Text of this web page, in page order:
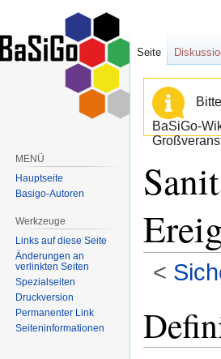
BaSiGo-
<
Navigation
Suche
Seite
MENÜ
Hauptseite
Basigo-Autoren
Werkzeuge
Links auf diese Seite
Änderungen an
verlinkten Seiten
Spezialseiten
Druckversion
Permanenter Link
Seiten­informationen